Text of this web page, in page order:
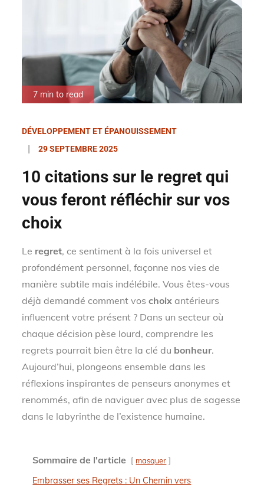
7 min to read
DÉVELOPPEMENT ET ÉPANOUISSEMENT
Posted
29 SEPTEMBRE 2025
10 citations sur le regret qui
vous feront réfléchir sur vos
choix
Le regret, ce sentiment à la fois universel et
profondément personnel, façonne nos vies de
manière subtile mais indélébile. Vous êtes-vous
déjà demandé comment voschoix antérieurs
influencent votre présent ? Dans un secteur où
chaque décision pèse lourd, comprendre les
regrets pourrait bien être la clé du bonheur.
Aujourd’hui, plongeons ensemble dans les
réflexions inspirantes de penseurs anonymes et
renommés, afin de naviguer avec plus de sagesse
dans le labyrinthe de l’existence humaine.
Sommaire de l'article masquer
Embrasser ses Regrets : Un Chemin vers